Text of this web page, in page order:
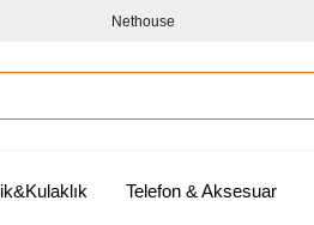
Nethouse
Telefon & Aksesuar